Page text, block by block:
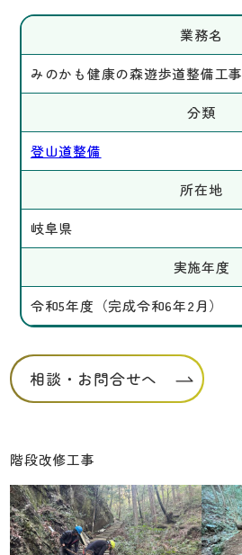
業務名
みのかも健康の森遊歩道整備工事
分類
登山道整備
所在地
岐阜県
実施年度
令和5年度（完成令和6年2月）
相談・お問合せへ
階段改修工事